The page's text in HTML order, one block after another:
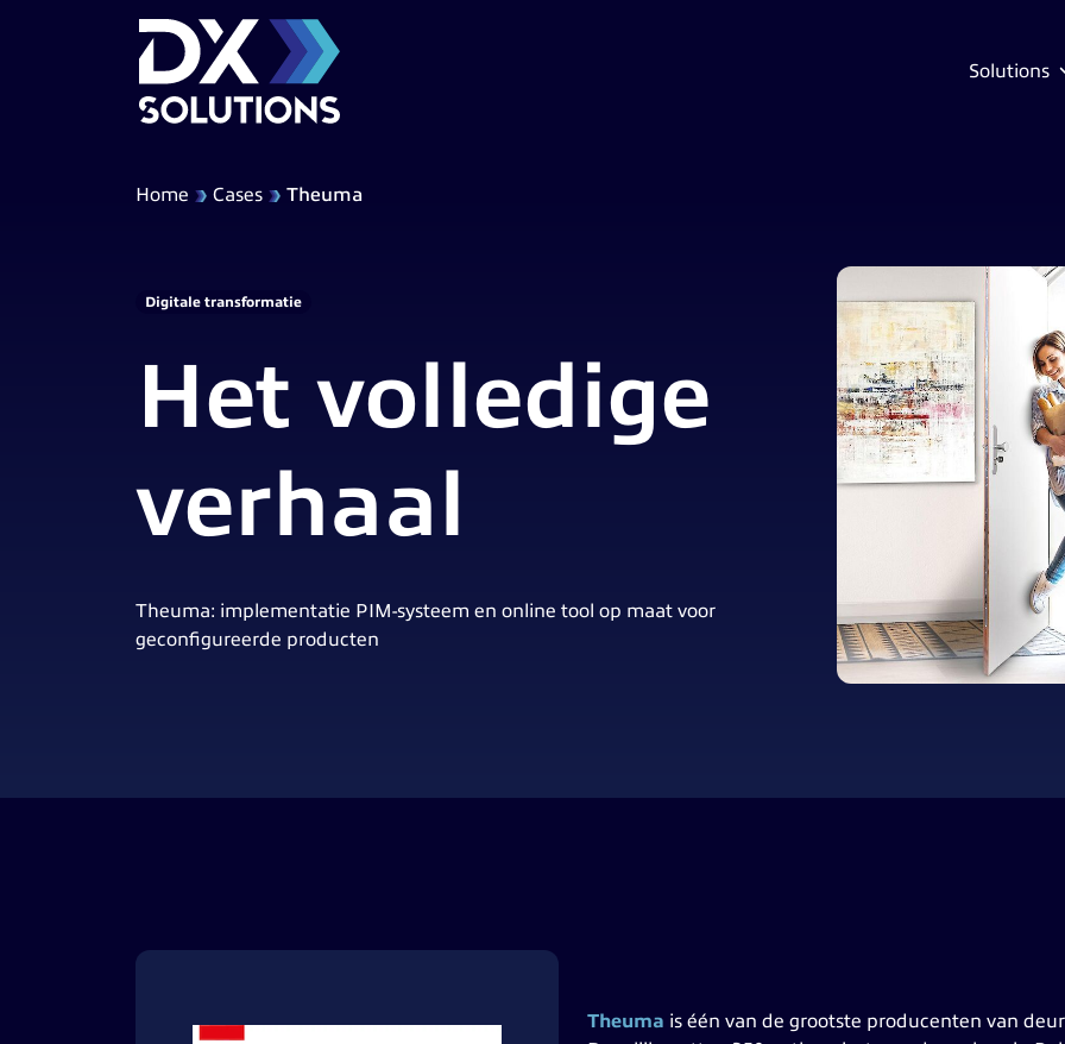
Solutions
Home Cases Theuma
Digitale transformatie
Het volledige
verhaal
Theuma: implementatie PIM-systeem en online tool op maat voor
geconfigureerde producten
Theuma is één van de grootste producenten van